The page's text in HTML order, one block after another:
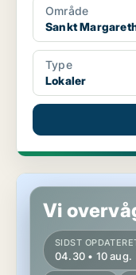
Område
Sankt
Type
Lokaler
Lager i
Vi
SIDST
04.30 • 10 aug.